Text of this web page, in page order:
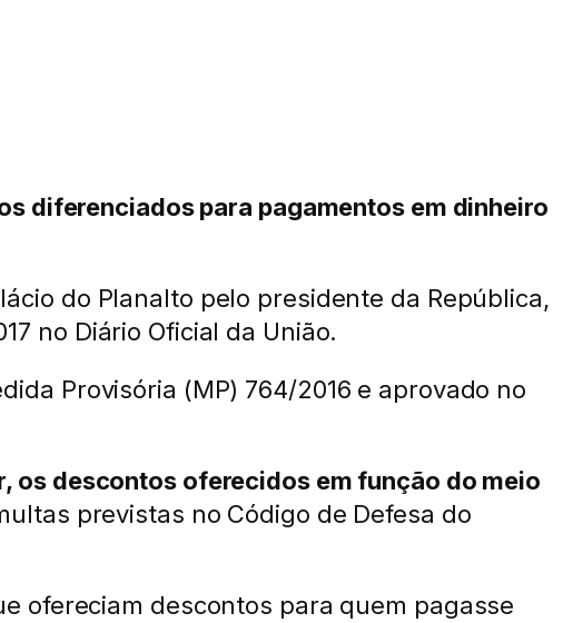
diferenciados para pagamentos em dinheiro
do Planalto pelo presidente da República,
no Diário Oficial da União.
Provisória (MP) 764/2016 e aprovado no
os descontos oferecidos em função do meio
previstas no Código de Defesa do
ofereciam descontos para quem pagasse